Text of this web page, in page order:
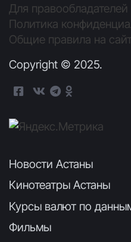
Для правообладателей
Политика
Общие правила на
Copyright © 2025.
Новости Астаны
Кинотеатры Астаны
Курсы валют по
Фильмы